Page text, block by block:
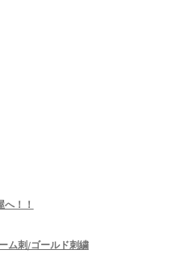
！！
ム刺/ゴールド刺繍